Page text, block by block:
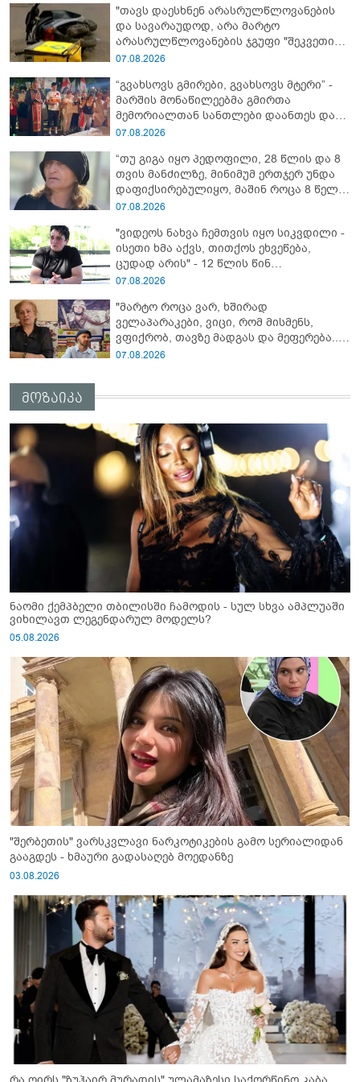
"თავს დაესხნენ არასრულწლოვანების
და სავარაუდოდ, არა მარტო
არასრულწლოვანების ჯგუფი "შეკვეთის
მიტანისას, "გლოვოს" კურიერია
ადვოკატი?
07.08.2026
“გვახსოვს გმირები, გვახსოვს მტერი” -
მარშის მონაწილეებმა გმირთა
მემორიალთან სანთლები დაანთეს და
გმირების ხსოვნას პატივი მიაგეს
07.08.2026
“თუ გიგა იყო პედოფილი, 28 წლის და 8
თვის მანძილზე, მინიმუმ ერთჯერ უნდა
დაფიქსირებულიყო, მაშინ როცა 8 წელი
ამზადებდა მოსწავლეებს! - იპოვონ ერთი
ავიწროებდა” - ეკა კუპატაძე
07.08.2026
"ვიდეოს ნახვა ჩემთვის იყო სიკვდილი -
ისეთი ხმა აქვს, თითქოს ეხვეწება,
ცუდად არის" - 12 წლის წინ
გაუჩინარებული ბიჭის დედა
კომენტარს აკეთებს
07.08.2026
"მარტო როცა ვარ, ხშირად
ველაპარაკები, ვიცი, რომ მისმენს,
ვფიქრობ, თავზე მადგას და მეფერება...“
- გიორგი კეკელიძე გმირი ანწუხელიძის
07.08.2026
მოზაიკა
ნაომი ქემპბელი თბილისში ჩამოდის - სულ სხვა ამპლუაში
ვიხილავთ ლეგენდარულ მოდელს?
05.08.2026
"შერბეთის" ვარსკვლავი ნარკოტიკების გამო სერიალიდან
გააგდეს - ხმაური გადასაღებ მოედანზე
03.08.2026